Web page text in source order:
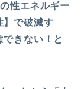
性エネルギー
】で破滅す
きない！と